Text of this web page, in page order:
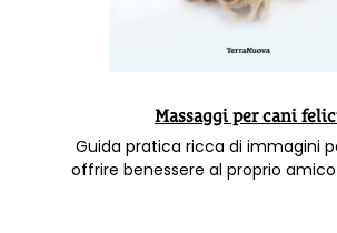
Massaggi per cani
Guida pratica ricca di immagini
offrire benessere al